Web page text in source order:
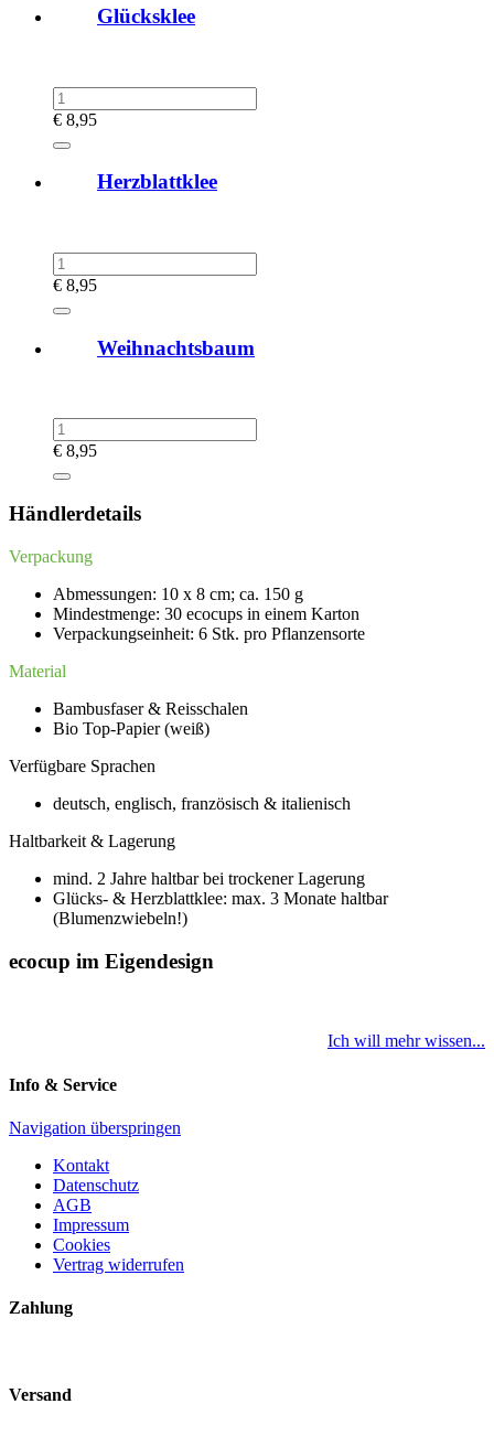
Glücksklee
€ 8,95
Herzblattklee
€ 8,95
Weihnachtsbaum
€ 8,95
Händlerdetails
Verpackung
Abmessungen: 10 x 8 cm; ca. 150 g
Mindestmenge: 30 ecocups in einem Karton
Verpackungseinheit: 6 Stk. pro Pflanzensorte
Material
Bambusfaser & Reisschalen
Bio Top-Papier (weiß)
Verfügbare Sprachen
deutsch, englisch, französisch & italienisch
Haltbarkeit & Lagerung
mind. 2 Jahre haltbar bei trockener Lagerung
Glücks- & Herzblattklee: max. 3 Monate haltbar
(Blumenzwiebeln!)
ecocup im Eigendesign
Ich will mehr wissen...
Info & Service
Navigation überspringen
Kontakt
Datenschutz
AGB
Impressum
Cookies
Vertrag widerrufen
Zahlung
Versand